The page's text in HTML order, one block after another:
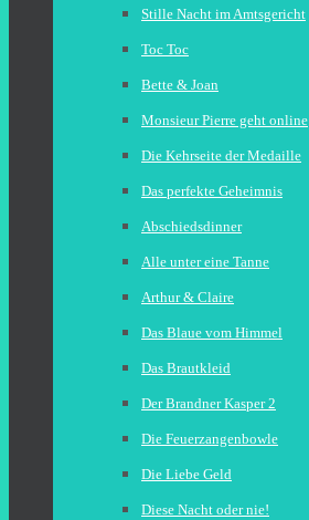
Stille Nacht im Amtsgericht
Toc Toc
Bette & Joan
Monsieur Pierre geht online
Die Kehrseite der Medaille
Das perfekte Geheimnis
Abschiedsdinner
Alle unter eine Tanne
Arthur & Claire
Das Blaue vom Himmel
Das Brautkleid
Der Brandner Kasper 2
Die Feuerzangenbowle
Die Liebe Geld
Diese Nacht oder nie!